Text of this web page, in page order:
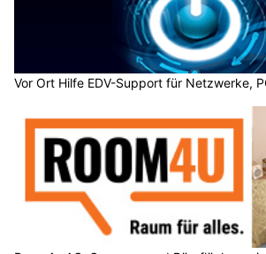
Vor Ort Hilfe EDV-Support für Netzwerke,